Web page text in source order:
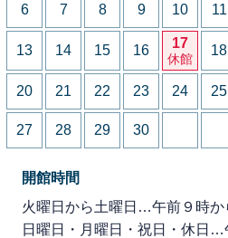
6 7 8 9 10 11
13 14 15 16 17
休館
18
20 21 22 23 24 25
27 28 29 30
開館時間
火曜日から土曜日…午前９時か
日曜日・月曜日・祝日・休日